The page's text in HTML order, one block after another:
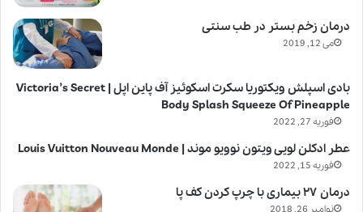
درمان زخم بستر در طب سنتی
می 12, 2019
بادی اسپلش ویکتوریا سکرت اسکوئیز آف پاین اپل | Victoria’s Secret
Body Splash Squeeze Of Pineapple
فوریه 27, 2022
عطر ادکلن لویی ویتون نوویو موند | Louis Vuitton Nouveau Monde
فوریه 15, 2022
درمان ۲۷ بیماری با چرپ کردن کف پا